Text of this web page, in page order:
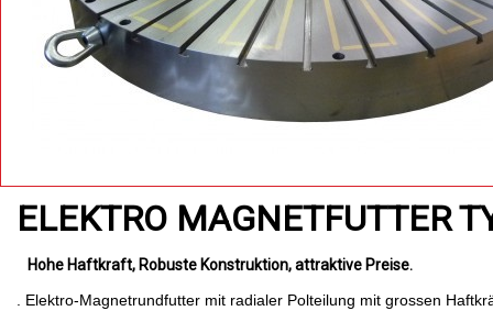
ELEKTRO MAGNETFUTTER
Hohe Haftkraft Robuste Konstruktion attraktive Preise
. Elektro-Magnetrundfutter mit radialer Polteilung mit grossen